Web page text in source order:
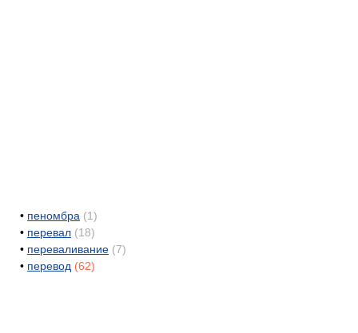
• пеномбра (1)
• перевал (18)
• переваливание (7)
• перевод (62)